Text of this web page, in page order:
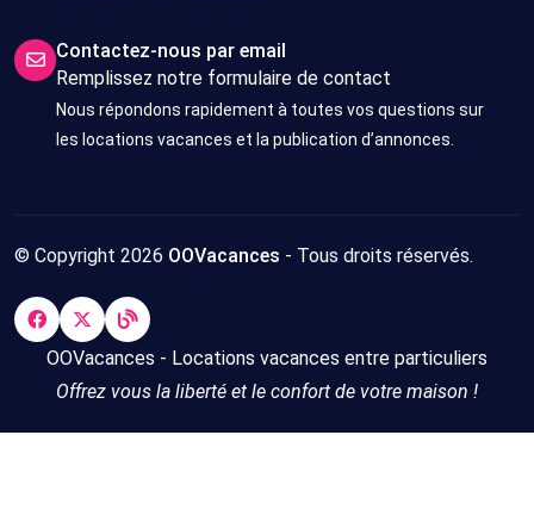
Contactez-nous par email
Remplissez notre formulaire de contact
Nous répondons rapidement à toutes vos questions sur
les locations vacances et la publication d’annonces.
© Copyright 2026 OOVacances - Tous droits réservés.
OOVacances - Locations vacances entre particuliers
Offrez vous la liberté et le confort de votre maison !